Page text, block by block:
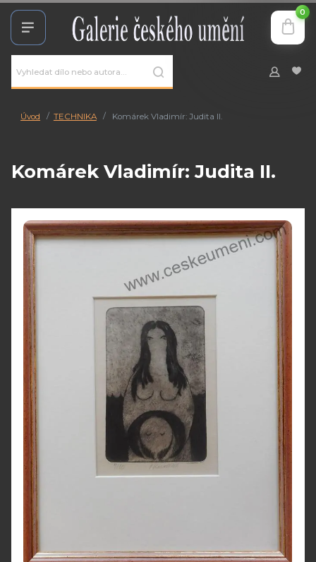
0
Úvod TECHNIKA Komárek Vladimír: Judita II.
Komárek Vladimír: Judita II.